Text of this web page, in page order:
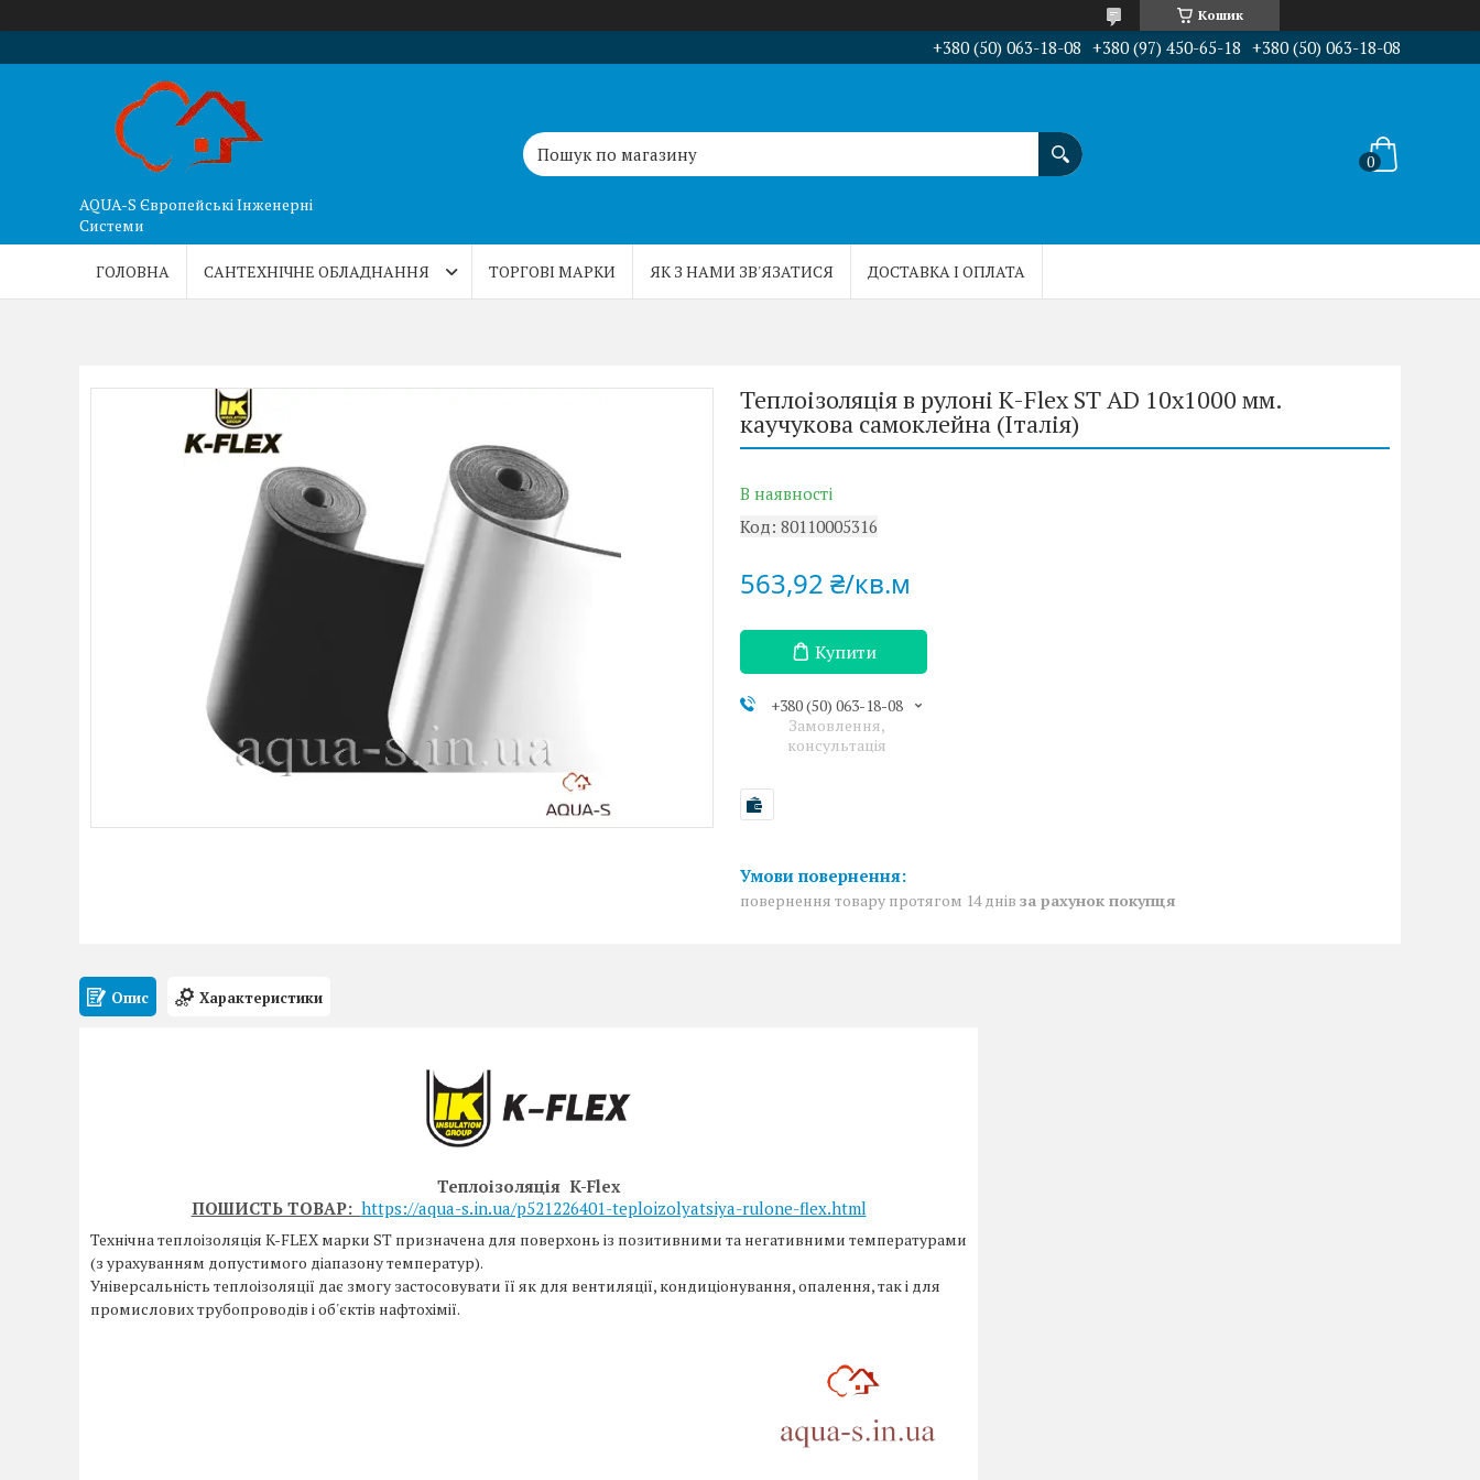
Кошик
+380 (50) 063-18-08 +380 (97) 450-65-18 +380 (50) 063-18-08
AQUA-S Європейські Інженерні
Системи
ГОЛОВНА САНТЕХНІЧНЕ ОБЛАДНАННЯ ТОРГОВІ МАРКИ ЯК З НАМИ ЗВ'ЯЗАТИСЯ ДОСТАВКА І ОПЛАТА
Теплоізоляція в рулоні K-Flex ST AD 10x1000 мм.
каучукова самоклейна (Італія)
В наявності
Код: 80110005316
563,92 ₴/кв.м
Купити
+380 (50) 063-18-08
Замовлення,
консультація
повернення товару протягом 14 днів за рахунок покупця
Опис Характеристики
Теплоізоляція K-Flex
ПОШИСТЬ ТОВАР: https://aqua-s.in.ua/p521226401-teploizolyatsiya-rulone-flex.html
Технічна теплоізоляція K-FLEX марки ST призначена для поверхонь із позитивними та негативними температурами
(з урахуванням допустимого діапазону температур).
Універсальність теплоізоляції дає змогу застосовувати її як для вентиляції, кондиціонування, опалення, так і для
промислових трубопроводів і об'єктів нафтохімії.